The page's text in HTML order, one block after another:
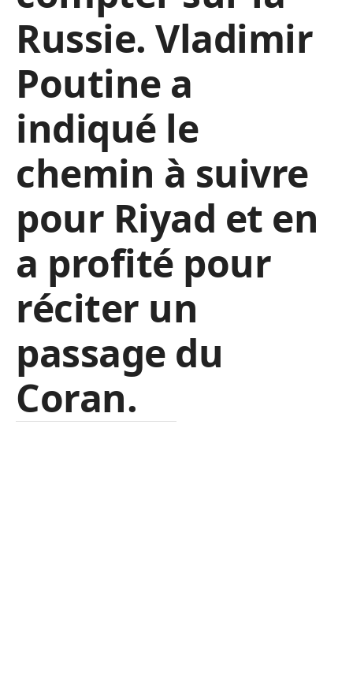
Russie. Vladimir
Poutine a
indiqué le
chemin à suivre
pour Riyad et en
a profité pour
réciter un
passage du
Coran.